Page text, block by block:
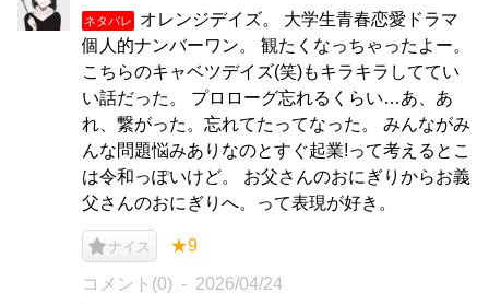
ネタバレ
オレンジデイズ。 大学生青春恋愛ドラマ
個人的ナンバーワン。 観たくなっちゃったよー。
こちらのキャベツデイズ(笑)もキラキラしててい
い話だった。 プロローグ忘れるくらい…あ、あ
れ、繋がった。忘れてたってなった。 みんながみ
んな問題悩みありなのとすぐ起業!って考えるとこ
は令和っぽいけど。 お父さんのおにぎりからお義
父さんのおにぎりへ。って表現が好き。
ナイス ★9
コメント(0) 2026/04/24